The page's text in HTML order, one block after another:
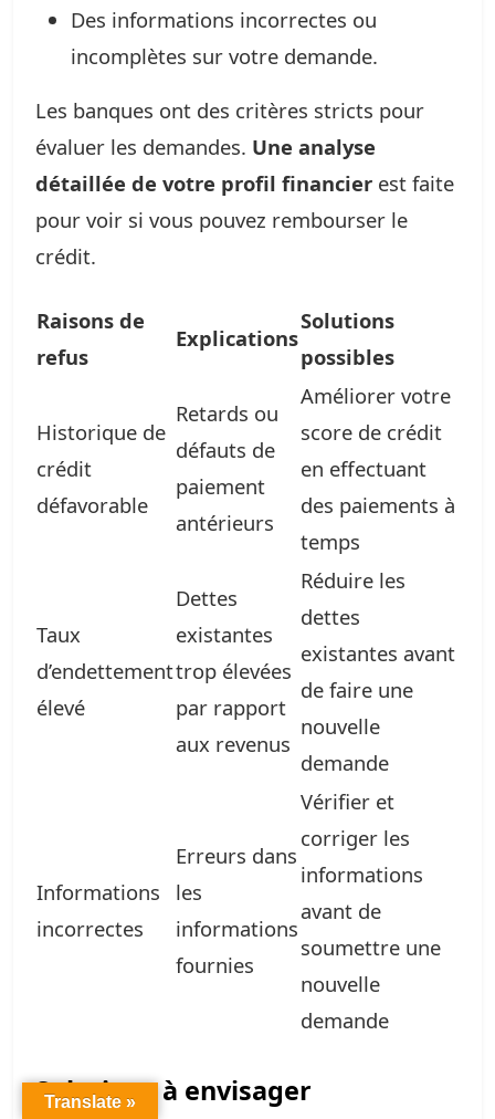
Des informations incorrectes ou
incomplètes sur votre demande.
Les banques ont des critères stricts pour
évaluer les demandes. Une analyse
détaillée de votre profil financier est faite
pour voir si vous pouvez rembourser le
crédit.
Raisons de
refus
Explications
Solutions
possibles
Historique de
crédit
défavorable
Retards ou
défauts de
paiement
antérieurs
Améliorer votre
score de crédit
en effectuant
des paiements à
temps
Taux
d’endettement
élevé
Dettes
existantes
trop élevées
par rapport
aux revenus
Réduire les
dettes
existantes avant
de faire une
nouvelle
demande
Informations
incorrectes
Erreurs dans
les
informations
fournies
Vérifier et
corriger les
informations
avant de
soumettre une
nouvelle
demande
Solutions à envisager
Translate »